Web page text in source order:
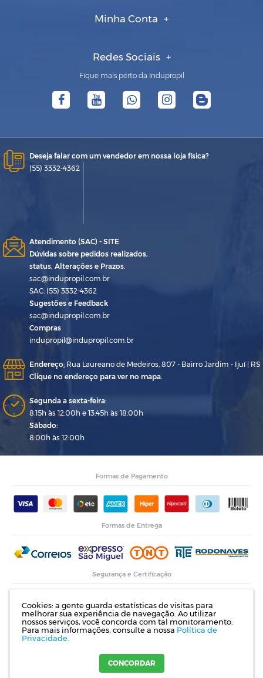
Cookies: a gente guarda estatísticas de visitas para
melhorar sua experiência de navegação. Ao utilizar
nossos serviços, você concorda com tal monitoramento.
Para mais informações, consulte a nossa Política de
Privacidade.
CONCORDAR
Minha Conta
Redes Sociais
Fique mais perto da Indupropil
Deseja falar com um vendedor em nossa loja física?
(55) 3332-4362
Atendimento (SAC) - SITE
Dúvidas sobre pedidos realizados,
status, Alterações e Prazos.
sac@indupropil.com.br
SAC: (55) 3332-4362
Sugestões e Feedback
sac@indupropil.com.br
Compras
indupropil@indupropil.com.br
Endereço: Rua Laureano de Medeiros, 807 - Bairro Jardim - Ijuí | RS
Clique no endereço para ver no mapa.
Segunda a sexta-feira:
8:15h às 12:00h e 13:45h às 18:00h
Sábado:
8:00h às 12:00h
Formas de Pagamento
Formas de Entrega
Segurança e Certificação
Razão Social: Indupropil Indústria e Comércio Ltda | CNPJ: 00.774.194/0001-82 |
Rodovia RS 155, Km 1 esq. Rua Laureano de Medeiros, 782- Ijuí | RS